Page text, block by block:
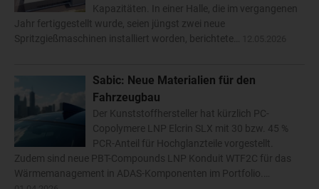
Kapazitäten. In einer Halle, die im vergangenen
Jahr fertiggestellt wurde, seien jüngst zwei neue
Spritzgießmaschinen installiert worden, berichtete…
Sabic: Neue Materialien für den
Fahrzeugbau
Der Kunststoffhersteller hat kürzlich PC-
Copolymere LNP Elcrin SLX mit 30 bzw. 45 %
PCR-Anteil für Hochglanzteile vorgestellt.
Zudem sind neue PBT-Compounds LNP Konduit WTF2C für das
Wärmemanagement in ADAS-Komponenten im Portfolio.…